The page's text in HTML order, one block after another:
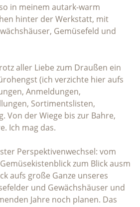
in meinem autark-warm
hinter der Werkstatt, mit
Gemüsefeld und
aller Liebe zum Draußen ein
(ich verzichte hier aufs
Anmeldungen,
Sortimentslisten,
Von der Wiege bis zur Bahre,
Ich mag das.
Perspektivenwechsel: vom
zum Blick ausm
aufs große Ganze unseres
und Gewächshäuser und
Jahre noch planen. Das